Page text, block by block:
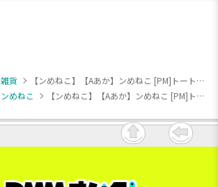
雑貨
【ンめねこ】【Aあか】ンめねこ [PM]トートバッグ
ンめねこ 【ンめねこ】【Aあか】ンめねこ [PM]トートバッグ